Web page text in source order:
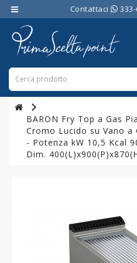
Contattaci
Category
ATTREZZATURE
BAR
ATTREZZATURE
PROFESSIONALI
CUCINA
PROFESSIONALI
BARON Fry Top a Gas
Cromo Lucido su Vano a
- Potenza kW 10,5 Kcal
Dim.